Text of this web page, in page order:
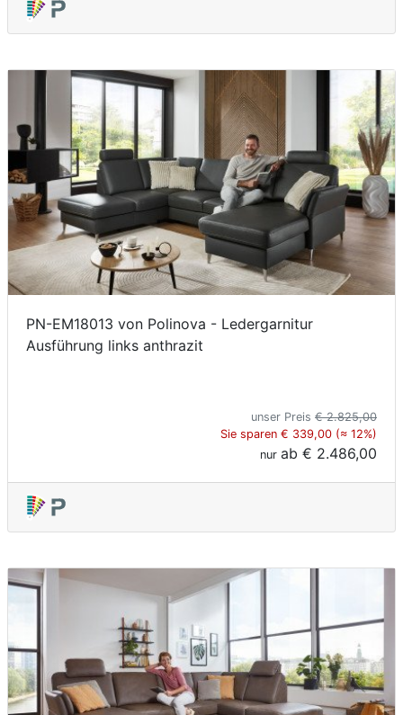
PN-EM18013 von Polinova - Ledergarnitur
Ausführung links anthrazit
unser Preis € 2.825,00
Sie sparen € 339,00 (≈ 12%)
nur ab € 2.486,00